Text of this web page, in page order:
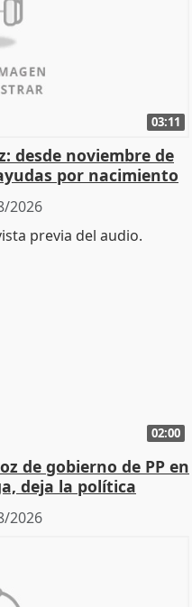
03:11
desde noviembre de
por nacimiento
2026
02:00
de gobierno de PP en
deja la política
2026